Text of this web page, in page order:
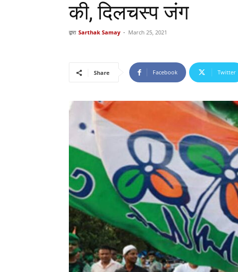
की, दिलचस्प जंग
द्वारा Sarthak Samay - March 25, 2021
Share Facebook Twitter